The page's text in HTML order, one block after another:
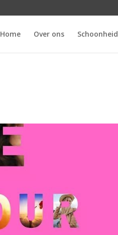
Home Over ons Schoonheid